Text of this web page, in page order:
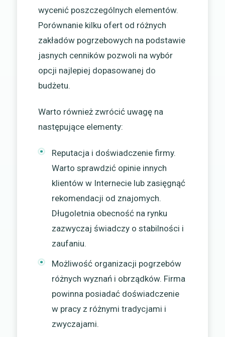
wycenić poszczególnych elementów.
Porównanie kilku ofert od różnych
zakładów pogrzebowych na podstawie
jasnych cenników pozwoli na wybór
opcji najlepiej dopasowanej do
budżetu.
Warto również zwrócić uwagę na
następujące elementy:
Reputacja i doświadczenie firmy.
Warto sprawdzić opinie innych
klientów w Internecie lub zasięgnąć
rekomendacji od znajomych.
Długoletnia obecność na rynku
zazwyczaj świadczy o stabilności i
zaufaniu.
Możliwość organizacji pogrzebów
różnych wyznań i obrządków. Firma
powinna posiadać doświadczenie
w pracy z różnymi tradycjami i
zwyczajami.